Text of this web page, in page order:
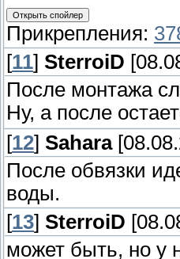
Прикрепления:
[11] SterroiD
После монтажа
Ну, а после
[12] Sahara
После обвязки
воды.
[13] SterroiD
может быть, но у